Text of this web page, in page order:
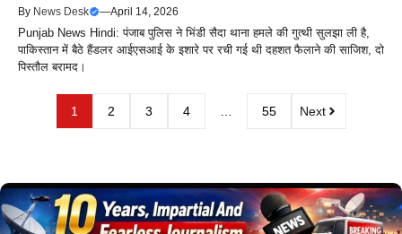
By News Desk —April 14, 2026
Punjab News Hindi: पंजाब पुलिस ने भिंडी सैदा थाना हमले की गुत्थी सुलझा ली है,
पाकिस्तान में बैठे हैंडलर आईएसआई के इशारे पर रची गई थी दहशत फैलाने की साजिश, दो
पिस्तौल बरामद।
1 2 3 4 … 55 Next